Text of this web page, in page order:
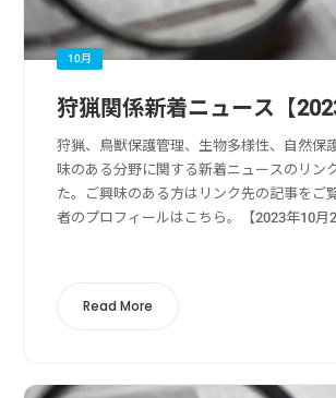
10月
狩猟関係新着ニュース【
狩猟、鳥獣保護管理、生物多様性、自然保
味のある分野に関する新着ニュースのリン
た。ご興味のある方はリンク先の記事をご
者のプロフィールはこちら。【2023年10月
Read More